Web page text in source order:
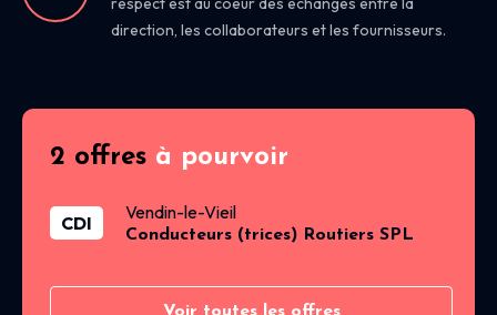
direction, les collaborateurs et les fournisseurs.
2 offres à pourvoir
CDI Vendin-le-Vieil
Conducteurs (trices) Routiers SPL